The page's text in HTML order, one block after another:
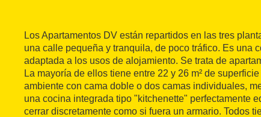
Los Apartamentos DV están repartidos en las tres
una calle pequeña y tranquila, de poco tráfico. Es una
adaptada a los usos de alojamiento. Se trata de
La mayoría de ellos tiene entre 22 y 26 m² de
ambiente con cama doble o dos camas individuales,
una cocina integrada tipo "kitchenette" perfectamente
cerrar discretamente como si fuera un armario. Todos